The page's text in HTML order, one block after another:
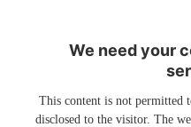
We need your
This content is not permitted
disclosed to the visitor. The